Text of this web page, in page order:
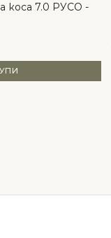
коса 7.0 РУСО -